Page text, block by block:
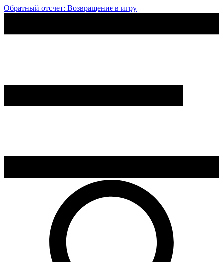
Обратный отсчет: Возвращение в игру